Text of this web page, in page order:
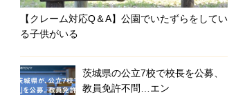
【クレーム対応Q＆A】公園でいたずらをしてい
る子供がいる
茨城県の公立7校で校長を公募、
教員免許不問…エン